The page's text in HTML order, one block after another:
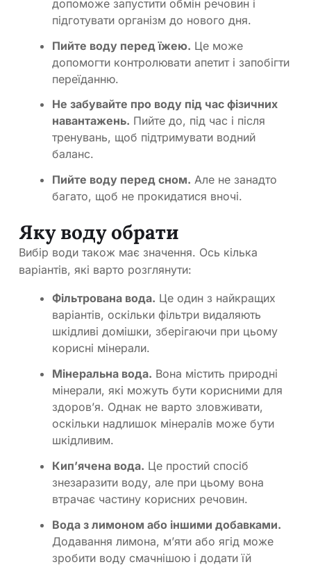
допоможе запустити обмін речовин і
підготувати організм до нового дня.
Пийте воду перед їжею. Це може
допомогти контролювати апетит і запобігти
переїданню.
Не забувайте про воду під час фізичних
навантажень. Пийте до, під час і після
тренувань, щоб підтримувати водний
баланс.
Пийте воду перед сном. Але не занадто
багато, щоб не прокидатися вночі.
Яку воду обрати
Вибір води також має значення. Ось кілька
варіантів, які варто розглянути:
Фільтрована вода. Це один з найкращих
варіантів, оскільки фільтри видаляють
шкідливі домішки, зберігаючи при цьому
корисні мінерали.
Мінеральна вода. Вона містить природні
мінерали, які можуть бути корисними для
здоров’я. Однак не варто зловживати,
оскільки надлишок мінералів може бути
шкідливим.
Кип’ячена вода. Це простий спосіб
знезаразити воду, але при цьому вона
втрачає частину корисних речовин.
Вода з лимоном або іншими добавками.
Додавання лимона, м’яти або ягід може
зробити воду смачнішою і додати їй